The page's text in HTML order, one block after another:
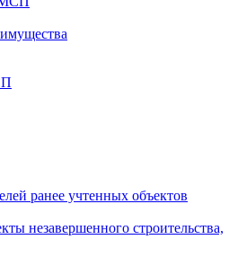
ранее учтенных объектов
незавершенного строительства,